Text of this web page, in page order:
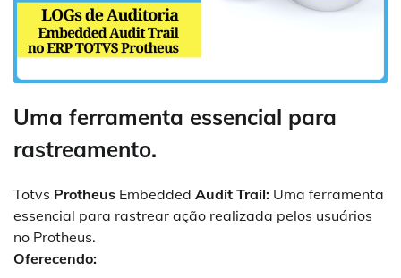
Uma ferramenta essencial para
rastreamento.
Totvs Protheus Embedded Audit Trail: Uma ferramenta
essencial para rastrear ação realizada pelos usuários
no Protheus.
Oferecendo: